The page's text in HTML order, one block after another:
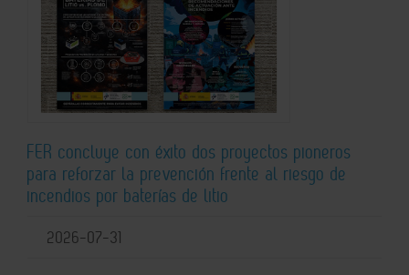
FER concluye con éxito dos proyectos pioneros
para reforzar la prevención frente al riesgo de
incendios por baterías de litio
2026-07-31